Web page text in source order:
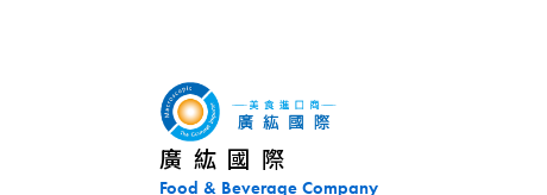
廣紘國際
Food & Beverage Company